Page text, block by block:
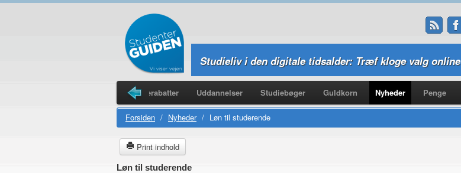
Studieliv i den digitale tidsalder: Træf kloge valg online
Studierabatter Uddannelser Studiebøger Guldkorn Nyheder Penge
Forsiden / Nyheder / Løn til studerende
Print indhold
Løn til studerende